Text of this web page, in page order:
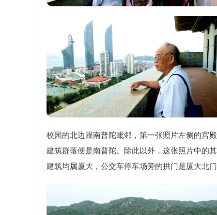
校园的北边跟南普陀毗邻，第一张照片左侧的宫
建筑群落便是南普陀。除此以外，这张照片中的
建筑均属厦大，公交车停车场旁的拱门是厦大北